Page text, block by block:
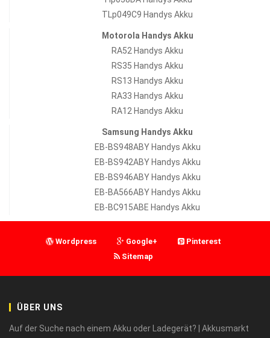
TLp049C9 Handys Akku
Motorola Handys Akku
RA52 Handys Akku
RS35 Handys Akku
RS13 Handys Akku
RA33 Handys Akku
RA12 Handys Akku
Samsung Handys Akku
EB-BS948ABY Handys Akku
EB-BS942ABY Handys Akku
EB-BS946ABY Handys Akku
EB-BA566ABY Handys Akku
EB-BC915ABE Handys Akku
Wordpress Google+
Pinterest
Sitemap
ÜBER UNS
Auf der Suche nach einem Akku oder Ladegerät? | Akkusmarkt